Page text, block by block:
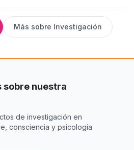
Más sobre Investigación
sobre nuestra
de investigación en
consciencia y psicología